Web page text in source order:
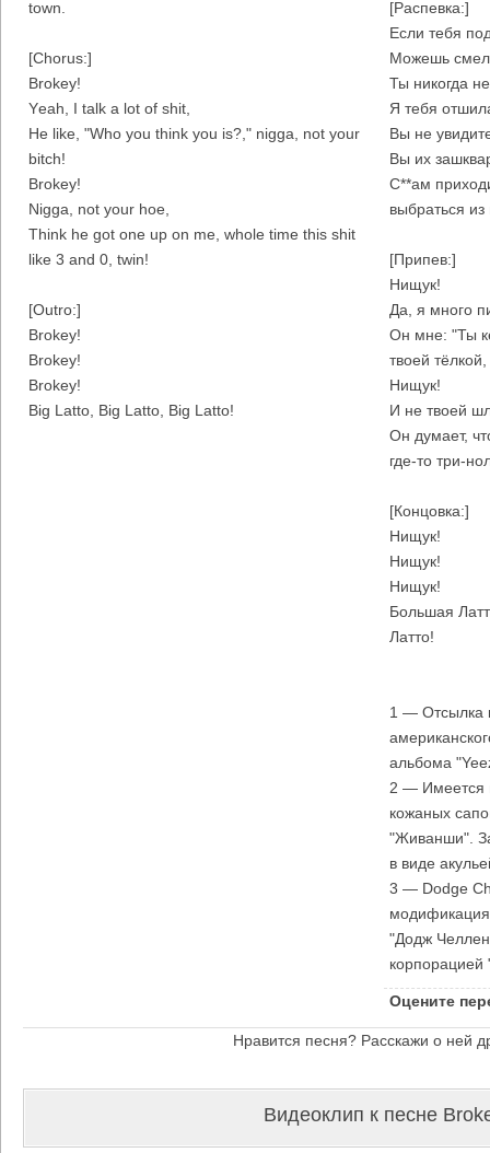
town.
[Chorus:]
Brokey!
Yеah, I talk a lot of shit,
He like, "Who you think you is?," nigga, not your
bitch!
Brokey!
Nigga, not your hoe,
Think he got one up on me, whole time this shit
like 3 and 0, twin!
[Outro:]
Brokey!
Brokey!
Brokey!
Big Latto, Big Latto, Big Latto!
[Распевка:]
Если тебя
Можешь
Ты никогда
Я тебя
Вы не
Вы их
С**ам
выбраться из
[Припев:]
Нищук!
Да, я много
Он мне: "Ты
твоей тёлкой,
Нищук!
И не твоей
Он думает,
где-то три-
[Концовка:]
Нищук!
Нищук!
Нищук!
Большая
Латто!
1 — Отсылка
альбома
2 — Имеется
кожаных
"Живанши".
в виде
3 — Dodge
"Додж
корпорацией
Оцените
Нравится песня? Расскажи о ней
Видеоклип к песне